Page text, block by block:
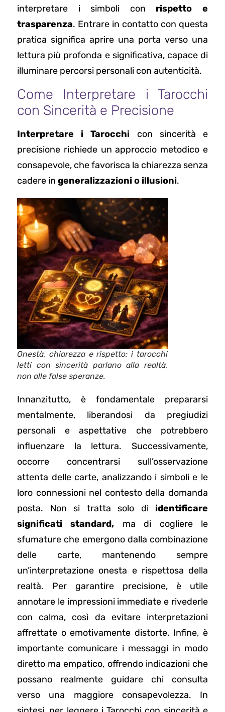
interpretare i simboli con rispetto e
trasparenza. Entrare in contatto con questa
pratica significa aprire una porta verso una
lettura più profonda e significativa, capace di
illuminare percorsi personali con autenticità.
Come Interpretare i Tarocchi
con Sincerità e Precisione
Interpretare i Tarocchi con sincerità e
precisione richiede un approccio metodico e
consapevole, che favorisca la chiarezza senza
cadere in generalizzazioni o illusioni.
Onestà, chiarezza e rispetto: i tarocchi
letti con sincerità parlano alla realtà,
non alle false speranze.
Innanzitutto, è fondamentale prepararsi
mentalmente, liberandosi da pregiudizi
personali e aspettative che potrebbero
influenzare la lettura. Successivamente,
occorre concentrarsi sull’osservazione
attenta delle carte, analizzando i simboli e le
loro connessioni nel contesto della domanda
posta. Non si tratta solo di identificare
significati standard, ma di cogliere le
sfumature che emergono dalla combinazione
delle carte, mantenendo sempre
un’interpretazione onesta e rispettosa della
realtà. Per garantire precisione, è utile
annotare le impressioni immediate e rivederle
con calma, così da evitare interpretazioni
affrettate o emotivamente distorte. Infine, è
importante comunicare i messaggi in modo
diretto ma empatico, offrendo indicazioni che
possano realmente guidare chi consulta
verso una maggiore consapevolezza. In